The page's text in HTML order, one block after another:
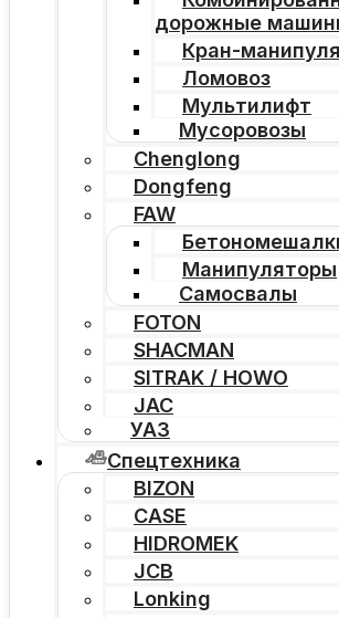
дорожные
Кран-
Ломовоз
Мультилифт
Мусоровозы
Chenglong
Dongfeng
FAW
Манипуляторы
Самосвалы
FOTON
SHACMAN
SITRAK / HOWO
JAC
УАЗ
Спецтехника
BIZON
CASE
HIDROMEK
JCB
Lonking